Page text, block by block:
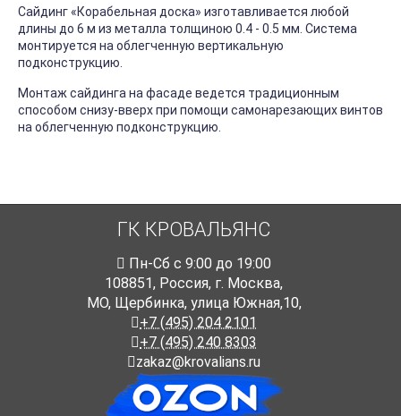
Сайдинг «Корабельная доска» изготавливается любой
длины до 6 м из металла толщиною 0.4 - 0.5 мм. Система
монтируется на облегченную вертикальную
подконструкцию.
Монтаж сайдинга на фасаде ведется традиционным
способом снизу-вверх при помощи самонарезающих винтов
на облегченную подконструкцию.
ГК КРОВАЛЬЯНС
Пн-Cб с 9:00 до 19:00
108851, Россия, г. Москва,
МО, Щербинка, улица Южная,10,
+7 (495) 204 2101
+7 (495) 240 8303
zakaz@krovalians.ru